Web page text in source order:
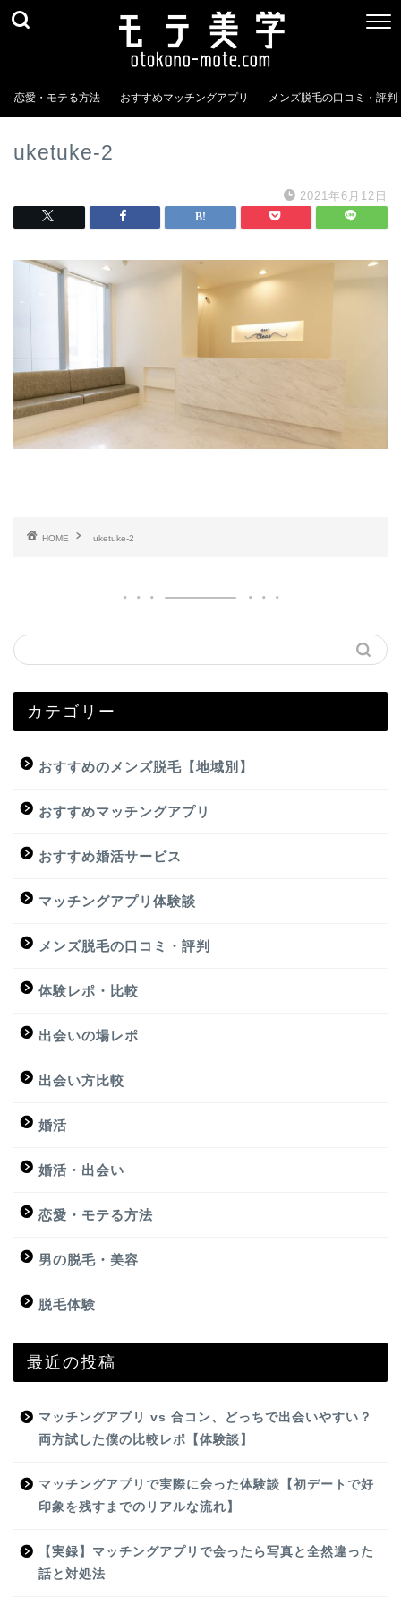
恋愛・モテる方法 おすすめマッチングアプリ メンズ脱毛の口コミ・評判
uketuke-2
2021年6月12日
HOME uketuke-2
カテゴリー
おすすめのメンズ脱毛【地域別】
おすすめマッチングアプリ
おすすめ婚活サービス
マッチングアプリ体験談
メンズ脱毛の口コミ・評判
体験レポ・比較
出会いの場レポ
出会い方比較
婚活
婚活・出会い
恋愛・モテる方法
男の脱毛・美容
脱毛体験
最近の投稿
マッチングアプリ vs 合コン、どっちで出会いやすい？
両方試した僕の比較レポ【体験談】
マッチングアプリで実際に会った体験談【初デートで好
印象を残すまでのリアルな流れ】
【実録】マッチングアプリで会ったら写真と全然違った
話と対処法